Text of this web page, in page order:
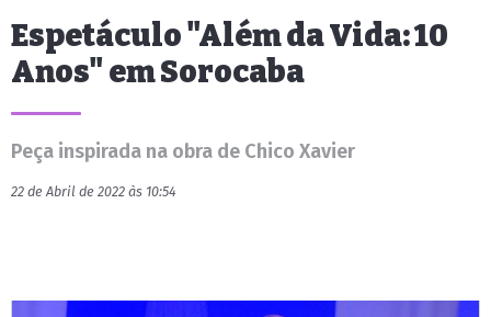
Espetáculo "Além da Vida: 10
Anos" em Sorocaba
Peça inspirada na obra de Chico Xavier
22 de Abril de 2022 às 10:54